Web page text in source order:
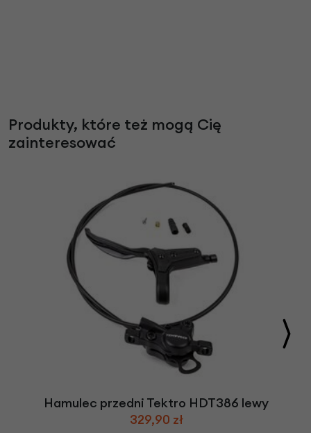
Produkty, które też mogą Cię
zainteresować
Hamulec przedni Tektro HDT386 lewy
329,90 zł